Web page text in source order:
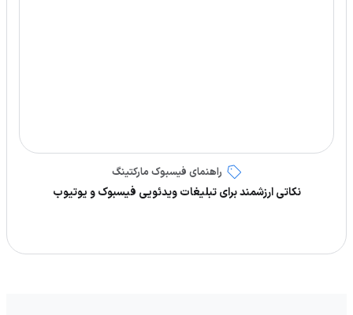
راهنمای فیسبوک مارکتینگ
نکاتی ارزشمند برای تبلیغات ویدئویی فیسبوک و یوتیوب